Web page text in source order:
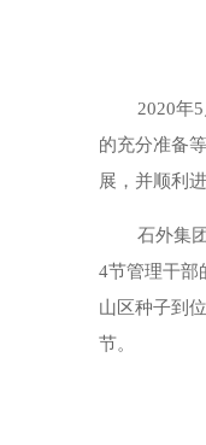
2020年5
的充分准备
展，并顺利
石外集团
4节管理干部
山区种子到
节。